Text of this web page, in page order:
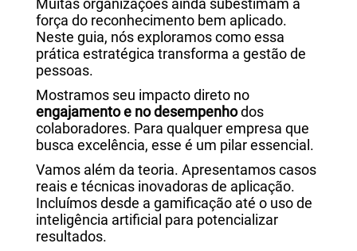
Muitas organizações ainda subestimam a
força do reconhecimento bem aplicado.
Neste guia, nós exploramos como essa
prática estratégica transforma a gestão de
pessoas.
Mostramos seu impacto direto no
engajamento e no desempenhodos
colaboradores. Para qualquer empresa que
busca excelência, esse é um pilar essencial.
Vamos além da teoria. Apresentamos casos
reais e técnicas inovadoras de aplicação.
Incluímos desde a gamificação até o uso de
inteligência artificial para potencializar
resultados.